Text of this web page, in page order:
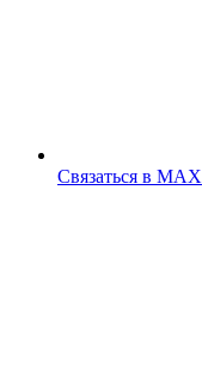
Cвязаться в MAX